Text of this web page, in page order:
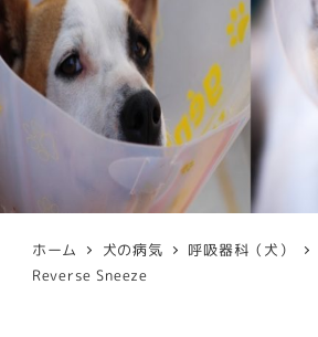
ホーム 犬の病気 呼吸器科（犬）
Reverse Sneeze